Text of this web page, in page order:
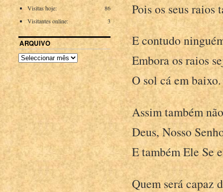
Pois os seus raios
E contudo
Embora os raios
O sol cá em baixo.
Assim também
Deus, Nosso
E também Ele Se
Quem será capaz
86
Visitas hoje:
3
Visitantes online:
ARQUIVO